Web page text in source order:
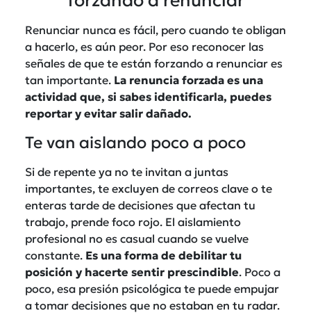
Renunciar nunca es fácil, pero cuando te obligan
a hacerlo, es aún peor. Por eso reconocer las
señales de que te están forzando a renunciar es
tan importante. La renuncia forzada es una
actividad que, si sabes identificarla, puedes
reportar y evitar salir dañado.
Te van aislando poco a poco
Si de repente ya no te invitan a juntas
importantes, te excluyen de correos clave o te
enteras tarde de decisiones que afectan tu
trabajo, prende foco rojo. El aislamiento
profesional no es casual cuando se vuelve
constante. Es una forma de debilitar tu
posición y hacerte sentir prescindible. Poco a
poco, esa presión psicológica te puede empujar
a tomar decisiones que no estaban en tu radar.